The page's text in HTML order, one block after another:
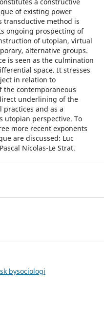
of existing power
transductive method is
ongoing prospecting of
of utopian, virtual
alternative groups.
is seen as the culmination
space. It stresses
in relation to
contemporaneous
underlining of the
and as a
utopian perspective. To
more recent exponents
are discussed: Luc
Nicolas-Le Strat.
bysociologi